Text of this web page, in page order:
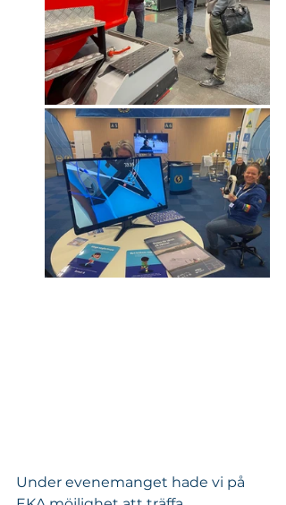
Under evenemanget hade vi på